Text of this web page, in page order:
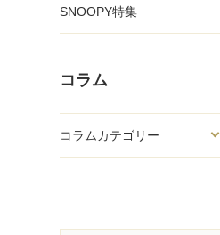
SNOOPY特集
コラム
コラムカテゴリー